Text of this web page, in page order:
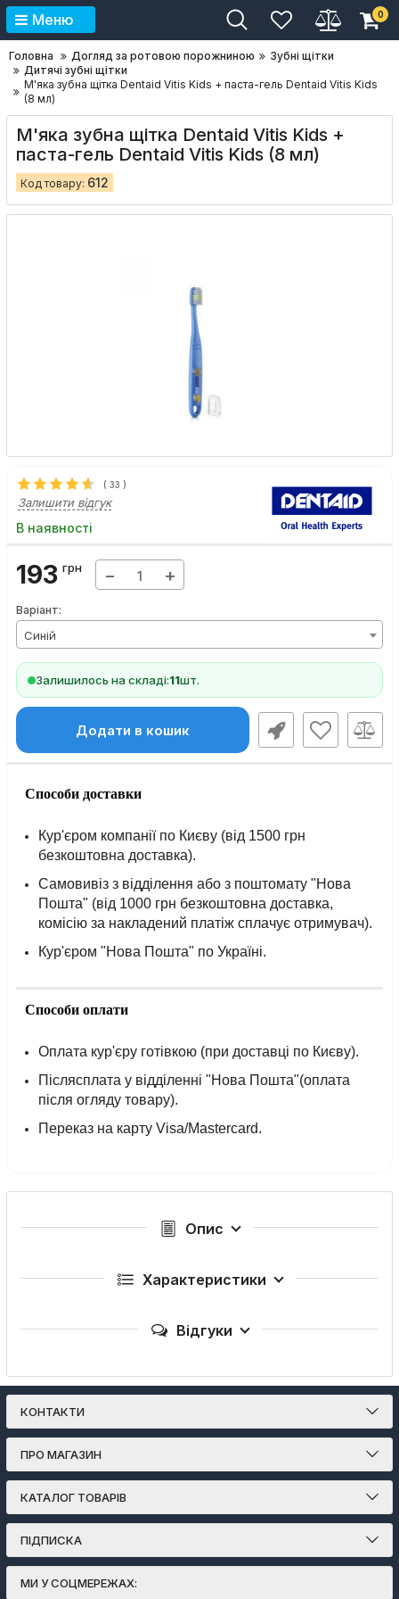
Меню 0
Головна Догляд за ротовою порожниною
Зубні щітки
Дитячі зубні щітки
М'яка зубна щітка Dentaid Vitis Kids + паста-гель Dentaid Vitis Kids
(8 мл)
М'яка зубна щітка Dentaid Vitis Kids +
паста-гель Dentaid Vitis Kids (8 мл)
Код товару: 612
( 33 )
Залишити відгук
В наявності
193 грн − +
Варіант:
Синій
Залишилось на складі:11шт.
Додати в кошик
Способи доставки
Кур'єром компанії по Києву (від 1500 грн
безкоштовна доставка).
Самовивіз з відділення або з поштомату "Нова
Пошта" (від 1000 грн безкоштовна доставка,
комісію за накладений платіж сплачує отримувач).
Кур'єром "Нова Пошта" по Україні.
Способи оплати
Оплата кур'єру готівкою (при доставці по Києву).
Післясплата у відділенні "Нова Пошта"(оплата
після огляду товару).
Переказ на карту Visa/Mastercard.
Опис
Характеристики
Відгуки
КОНТАКТИ
ПРО МАГАЗИН
КАТАЛОГ ТОВАРІВ
ПІДПИСКА
МИ У СОЦМЕРЕЖАХ: